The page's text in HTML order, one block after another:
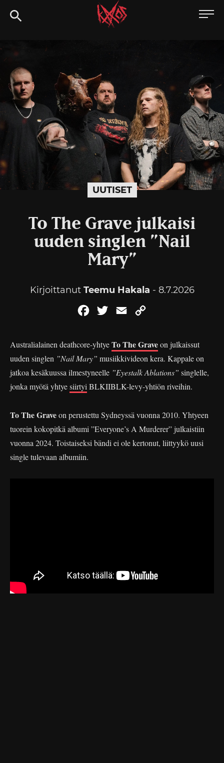
Siirry
suoraan
Kaaoszine
UUTISET
To The Grave julkaisi
uuden singlen ”Nail
Mary”
Kirjoittanut Teemu Hakala - 8.7.2026
FacebookTwitterEmail
Australialainen deathcore-yhtyeTo The Graveon julkaissut
uuden singlen ”Nail Mary” musiikkivideon kera. Kappale on
jatkoa kesäkuussa ilmestyneelle ”Eyestalk Ablations” singlelle,
jonka myötä yhtyesiirtyi BLKIIBLK-levy-yhtiön riveihin.
To The Graveon perustettu Sydneyssä vuonna 2010. Yhtyeen
tuorein kokopitkä albumi ”Everyone’s A Murderer” julkaistiin
vuonna 2024. Toistaiseksi bändi ei ole kertonut, liittyykö uusi
single tulevaan albumiin.